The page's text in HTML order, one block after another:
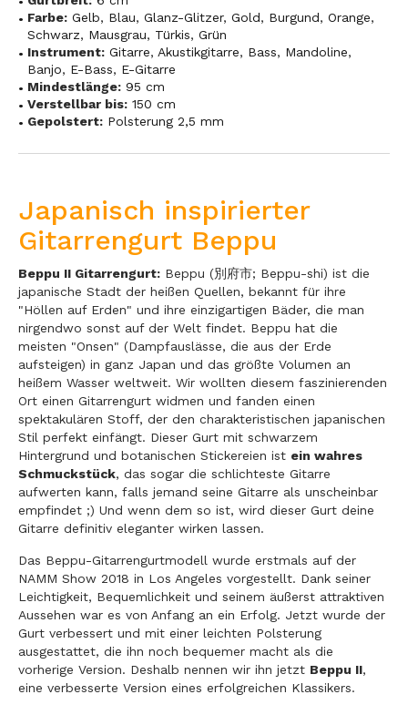
Farbe: Gelb, Blau, Glanz-Glitzer, Gold, Burgund, Orange,
Schwarz, Mausgrau, Türkis, Grün
Instrument: Gitarre, Akustikgitarre, Bass, Mandoline,
Banjo, E-Bass, E-Gitarre
Mindestlänge: 95 cm
Verstellbar bis: 150 cm
Gepolstert: Polsterung 2,5 mm
Japanisch inspirierter
Gitarrengurt Beppu
Beppu II Gitarrengurt: Beppu (別府市; Beppu-shi) ist die
japanische Stadt der heißen Quellen, bekannt für ihre
"Höllen auf Erden" und ihre einzigartigen Bäder, die man
nirgendwo sonst auf der Welt findet. Beppu hat die
meisten "Onsen" (Dampfauslässe, die aus der Erde
aufsteigen) in ganz Japan und das größte Volumen an
heißem Wasser weltweit. Wir wollten diesem faszinierenden
Ort einen Gitarrengurt widmen und fanden einen
spektakulären Stoff, der den charakteristischen japanischen
Stil perfekt einfängt. Dieser Gurt mit schwarzem
Hintergrund und botanischen Stickereien ist ein wahres
Schmuckstück, das sogar die schlichteste Gitarre
aufwerten kann, falls jemand seine Gitarre als unscheinbar
empfindet ;) Und wenn dem so ist, wird dieser Gurt deine
Gitarre definitiv eleganter wirken lassen.
Das Beppu-Gitarrengurtmodell wurde erstmals auf der
NAMM Show 2018 in Los Angeles vorgestellt. Dank seiner
Leichtigkeit, Bequemlichkeit und seinem äußerst attraktiven
Aussehen war es von Anfang an ein Erfolg. Jetzt wurde der
Gurt verbessert und mit einer leichten Polsterung
ausgestattet, die ihn noch bequemer macht als die
vorherige Version. Deshalb nennen wir ihn jetzt Beppu II,
eine verbesserte Version eines erfolgreichen Klassikers.